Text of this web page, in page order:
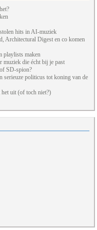
hits in AI-muziek
Architectural Digest en co komen
playlists maken
muziek die écht bij je past
SD-spion?
serieuze politicus tot koning van de
het uit (of toch niet?)